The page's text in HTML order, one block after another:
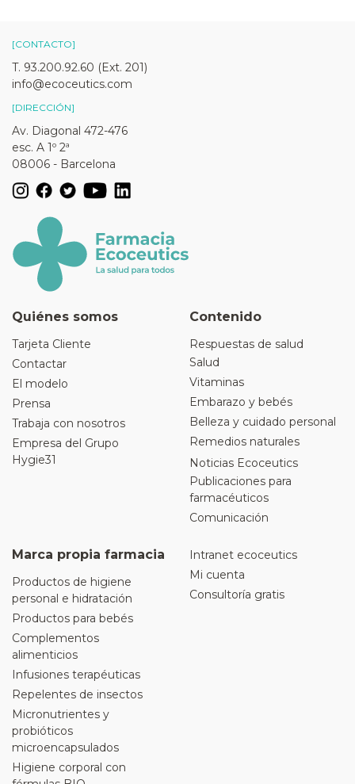
[CONTACTO]
T. 93.200.92.60 (Ext. 201)
info@ecoceutics.com
[DIRECCIÓN]
Av. Diagonal 472-476
esc. A 1º 2ª
08006 - Barcelona
Quiénes somos
Tarjeta Cliente
Contactar
El modelo
Prensa
Trabaja con nosotros
Empresa del Grupo
Hygie31
Contenido
Respuestas de salud
Salud
Vitaminas
Embarazo y bebés
Belleza y cuidado personal
Remedios naturales
Noticias Ecoceutics
Publicaciones para
farmacéuticos
Comunicación
Marca propia farmacia
Productos de higiene
personal e hidratación
Productos para bebés
Complementos
alimenticios
Infusiones terapéuticas
Repelentes de insectos
Micronutrientes y
probióticos
microencapsulados
Higiene corporal con
Intranet ecoceutics
Mi cuenta
Consultoría gratis